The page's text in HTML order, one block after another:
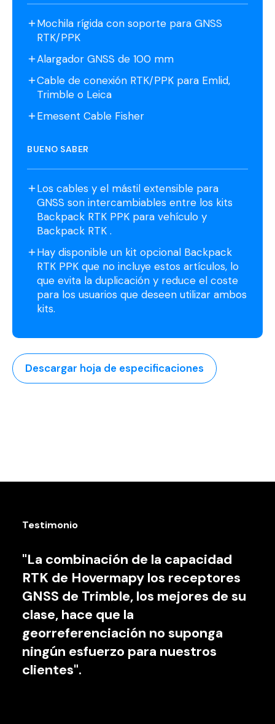
Mochila rígida con soporte para GNSS
RTK/PPK
Alargador GNSS de 100 mm
Cable de conexión RTK/PPK para Emlid,
Trimble o Leica
Emesent Cable Fisher
BUENO SABER
Los cables y el mástil extensible para
GNSS son intercambiables entre los kits
Backpack RTK PPK para vehículo y
Backpack RTK .
Hay disponible un kit opcional Backpack
RTK PPK que no incluye estos artículos, lo
que evita la duplicación y reduce el coste
para los usuarios que deseen utilizar ambos
kits.
Descargar hoja de especificaciones
Testimonio
"La combinación de la capacidad
RTK de Hovermapy los receptores
GNSS de Trimble, los mejores de su
clase, hace que la
georreferenciación no suponga
ningún esfuerzo para nuestros
clientes".